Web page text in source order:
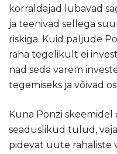
korraldajad lubavad
ja teenivad sellega
riskiga. Kuid paljude
raha tegelikult ei
nad seda varem
tegemiseks ja võivad
Kuna Ponzi
seaduslikud tulud,
pidevat uute rahaliste